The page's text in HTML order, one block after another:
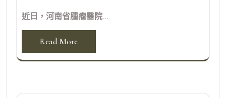
近日，河南省腫瘤醫院...
Read More